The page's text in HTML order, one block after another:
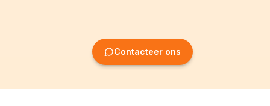
Contacteer ons